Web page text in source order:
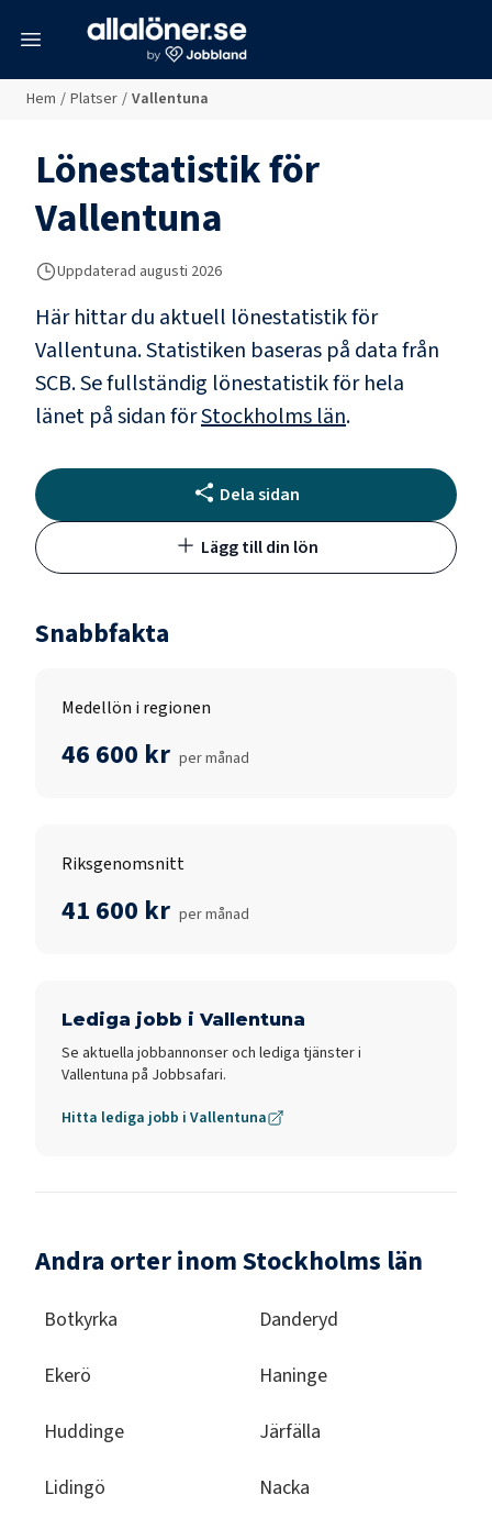
Hem / Platser / Vallentuna
Lönestatistik för
Vallentuna
Uppdaterad augusti 2026
Här hittar du aktuell lönestatistik för
Vallentuna. Statistiken baseras på data från
SCB.Se fullständig lönestatistik för hela
länet på sidan förStockholms län.
Dela sidan
Lägg till din lön
Snabbfakta
Medellön i regionen
46 600 kr per månad
Riksgenomsnitt
41 600 kr per månad
Lediga jobb i Vallentuna
Se aktuella jobbannonser och lediga tjänster i
Vallentuna på Jobbsafari.
Hitta lediga jobb i Vallentuna
Andra orter inom Stockholms län
Botkyrka Danderyd
Ekerö Haninge
Huddinge Järfälla
Lidingö Nacka